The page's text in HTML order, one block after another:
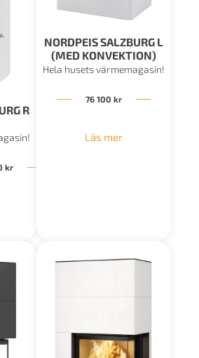
R
krPrisintervall: 82 600 kr till 86 400 kr
NORDPEIS SALZBURG L
(MED KONVEKTION)
Hela husets värmemagasin!
76 100 kr
Läs mer